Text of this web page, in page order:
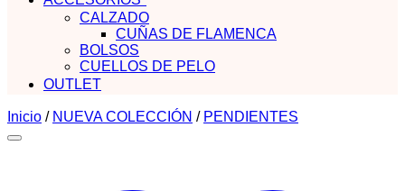
CALZADO
CUÑAS DE FLAMENCA
BOLSOS
CUELLOS DE PELO
OUTLET
Inicio / NUEVA COLECCIÓN / PENDIENTES